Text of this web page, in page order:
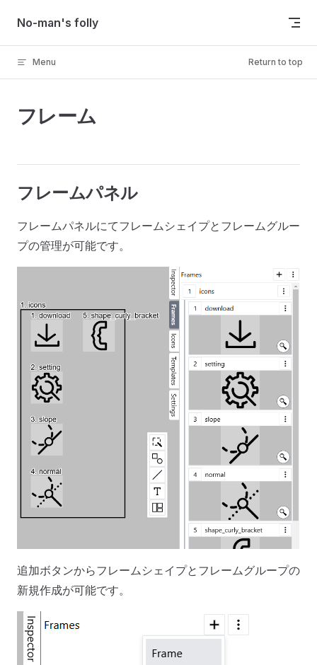
Skip to content
No-man's folly
Menu Return to top
フレーム
フレームパネル
フレームパネルにてフレームシェイプとフレームグルー
プの管理が可能です。
追加ボタンからフレームシェイプとフレームグループの
新規作成が可能です。